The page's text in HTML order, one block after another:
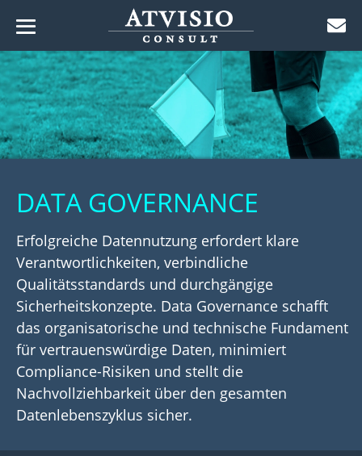
Zum
Inhalt
springen
Schalter
DATA GOVERNANCE
Erfolgreiche Datennutzung erfordert klare
Verantwortlichkeiten, verbindliche
Qualitätsstandards und durchgängige
Sicherheitskonzepte. Data Governance schafft
das organisatorische und technische Fundament
für vertrauenswürdige Daten, minimiert
Compliance-Risiken und stellt die
Nachvollziehbarkeit über den gesamten
Datenlebenszyklus sicher.